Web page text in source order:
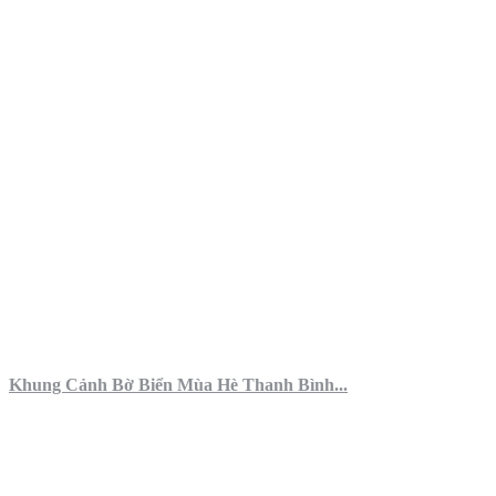
Khung Cảnh Bờ Biển Mùa Hè Thanh Bình...